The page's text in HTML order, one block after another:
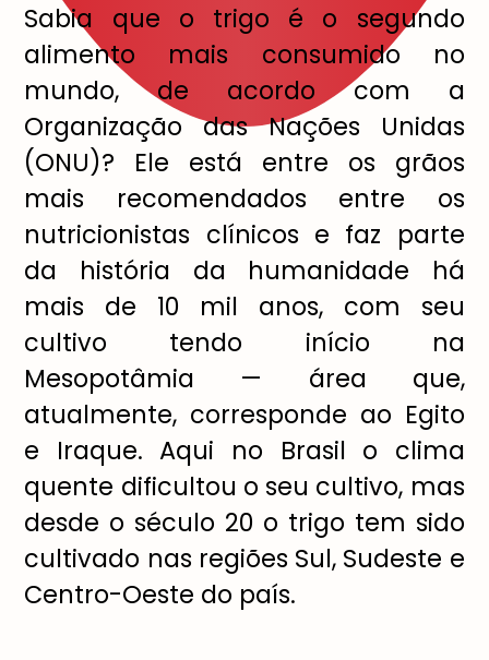
Sabia que o trigo é o segundo
alimento mais consumido no
mundo, de acordo com a
Organização das Nações Unidas
(ONU)? Ele está entre os grãos
mais recomendados entre os
nutricionistas clínicos e faz parte
da história da humanidade há
mais de 10 mil anos, com seu
cultivo tendo início na
Mesopotâmia — área que,
atualmente, corresponde ao Egito
e Iraque. Aqui no Brasil o clima
quente dificultou o seu cultivo, mas
desde o século 20 o trigo tem sido
cultivado nas regiões Sul, Sudeste e
Centro-Oeste do país.